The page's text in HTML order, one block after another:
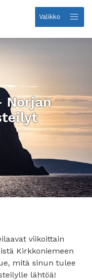
Valikko
Norjan
viikoittain
Kirkkoniemeen
mitä sinun tulee
lähtöä!